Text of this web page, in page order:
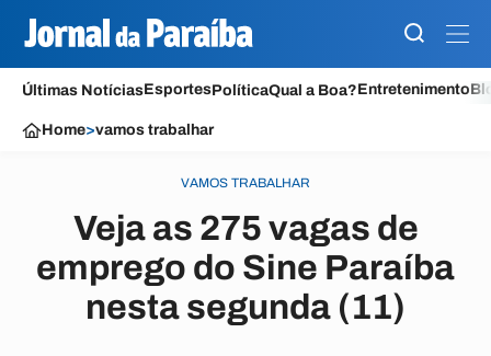
Últimas NotíciasEsportesPolíticaQual a Boa?Entretenimento
Home>vamos trabalhar
VAMOS TRABALHAR
Veja as 275 vagas de
emprego do Sine Paraíba
nesta segunda (11)